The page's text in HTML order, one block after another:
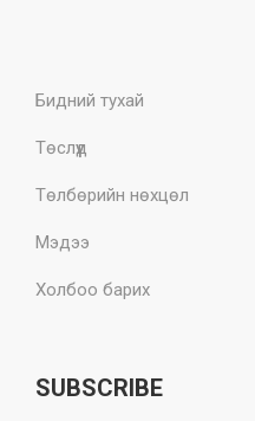
Бидний тухай
Төслүүд
Төлбөрийн нөхцөл
Мэдээ
Холбоо барих
SUBSCRIBE